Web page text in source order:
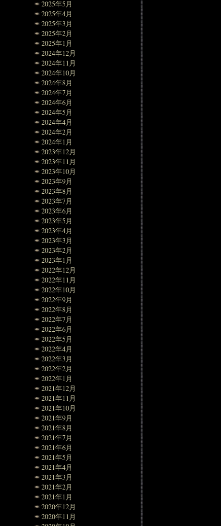
2025年5月
2025年4月
2025年3月
2025年2月
2025年1月
2024年12月
2024年11月
2024年10月
2024年8月
2024年7月
2024年6月
2024年5月
2024年4月
2024年2月
2024年1月
2023年12月
2023年11月
2023年10月
2023年9月
2023年8月
2023年7月
2023年6月
2023年5月
2023年4月
2023年3月
2023年2月
2023年1月
2022年12月
2022年11月
2022年10月
2022年9月
2022年8月
2022年7月
2022年6月
2022年5月
2022年4月
2022年3月
2022年2月
2022年1月
2021年12月
2021年11月
2021年10月
2021年9月
2021年8月
2021年7月
2021年6月
2021年5月
2021年4月
2021年3月
2021年2月
2021年1月
2020年12月
2020年11月